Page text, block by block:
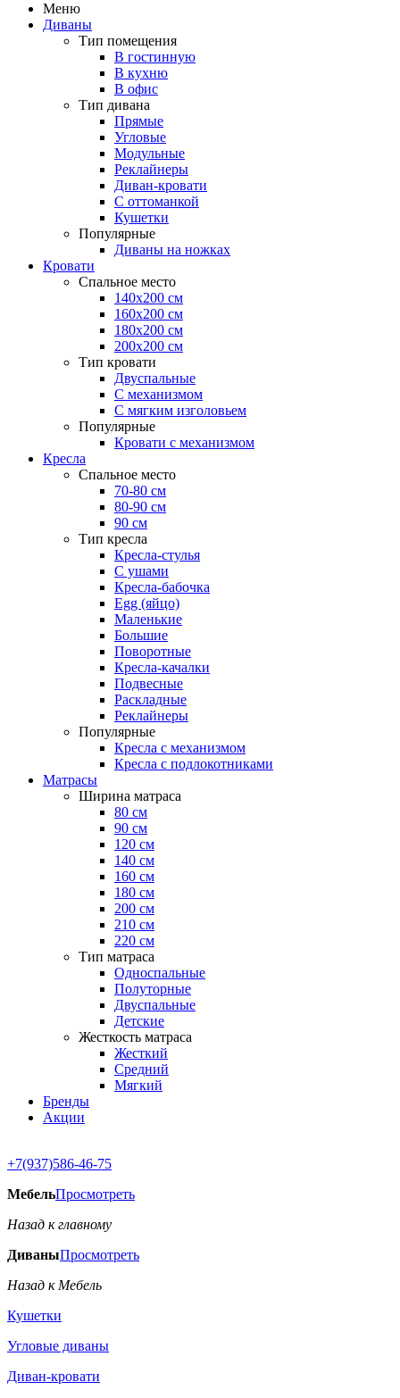
Меню
Диваны
Тип помещения
В гостинную
В кухню
В офис
Тип дивана
Прямые
Угловые
Модульные
Реклайнеры
Диван-кровати
С оттоманкой
Кушетки
Популярные
Диваны на ножках
Кровати
Спальное место
140х200 см
160х200 см
180х200 см
200х200 см
Тип кровати
Двуспальные
С механизмом
С мягким изголовьем
Популярные
Кровати с механизмом
Кресла
Спальное место
70-80 см
80-90 см
90 см
Тип кресла
Кресла-стулья
С ушами
Кресла-бабочка
Egg (яйцо)
Маленькие
Большие
Поворотные
Кресла-качалки
Подвесные
Раскладные
Реклайнеры
Популярные
Кресла с механизмом
Кресла с подлокотниками
Матрасы
Ширина матраса
80 см
90 см
120 см
140 см
160 см
180 см
200 см
210 см
220 см
Тип матраса
Односпальные
Полуторные
Двуспальные
Детские
Жесткость матраса
Жесткий
Средний
Мягкий
Бренды
Акции
+7(937)586-46-75
МебельПросмотреть
Назад к главному
ДиваныПросмотреть
Назад к Мебель
Кушетки
Угловые диваны
Диван-кровати